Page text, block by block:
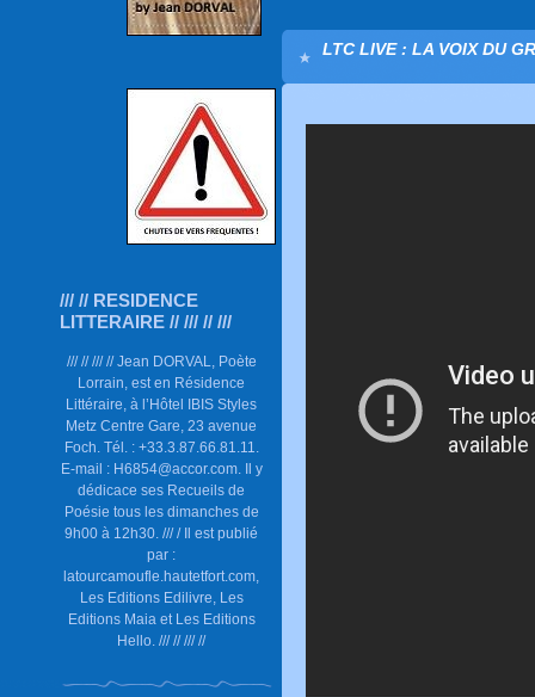
/// // RESIDENCE
LITTERAIRE // /// // ///
/// // /// // Jean DORVAL, Poète
Lorrain, est en Résidence
Littéraire, à l’Hôtel IBIS Styles
Metz Centre Gare, 23 avenue
Foch. Tél. : +33.3.87.66.81.11.
E-mail : H6854@accor.com. Il y
dédicace ses Recueils de
Poésie tous les dimanches de
9h00 à 12h30. /// / Il est publié
par :
latourcamoufle.hautetfort.com,
Les Editions Edilivre, Les
Editions Maia et Les Editions
Hello. /// // /// //
LTC LIVE : LA VOIX DU